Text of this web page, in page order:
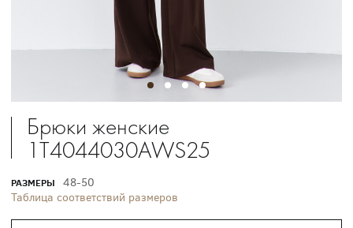
Брюки женские
1T4044030AWS25
РАЗМЕРЫ
48-50
Таблица соответствий размеров